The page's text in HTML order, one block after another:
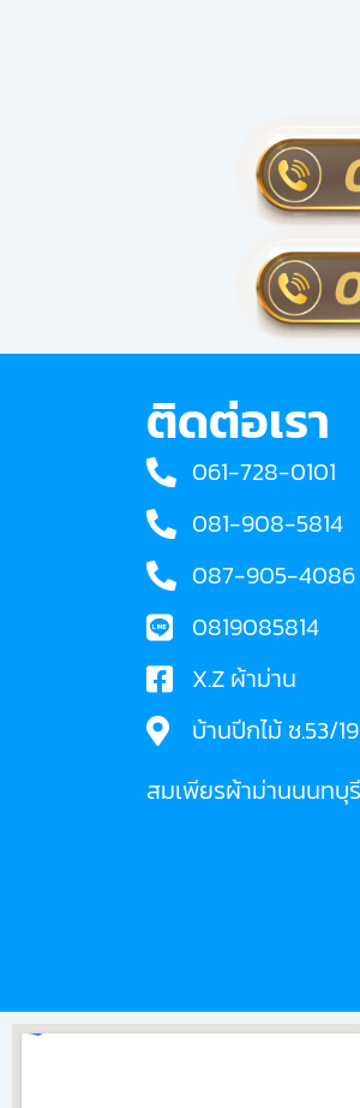
ติดต่อเรา
061-728-0101
081-908-5814
087-905-4086
0819085814
X.Z ผ้าม่าน
บ้านปีกไม้ ซ.53/
สมเพียรผ้าม่านนนทบุรี